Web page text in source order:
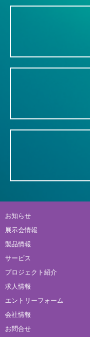
お知らせ
展示会情報
製品情報
サービス
プロジェクト紹介
求人情報
エントリーフォーム
会社情報
お問合せ